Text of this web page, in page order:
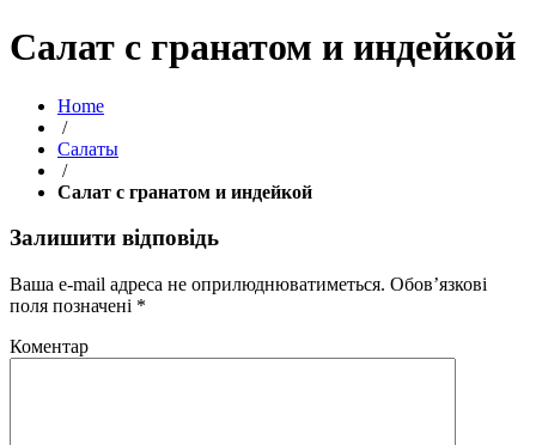
Салат с гранатом и индейкой
Home
/
Салаты
/
Салат с гранатом и индейкой
Залишити відповідь
Ваша e-mail адреса не оприлюднюватиметься. Обов’язкові
поля позначені *
Коментар